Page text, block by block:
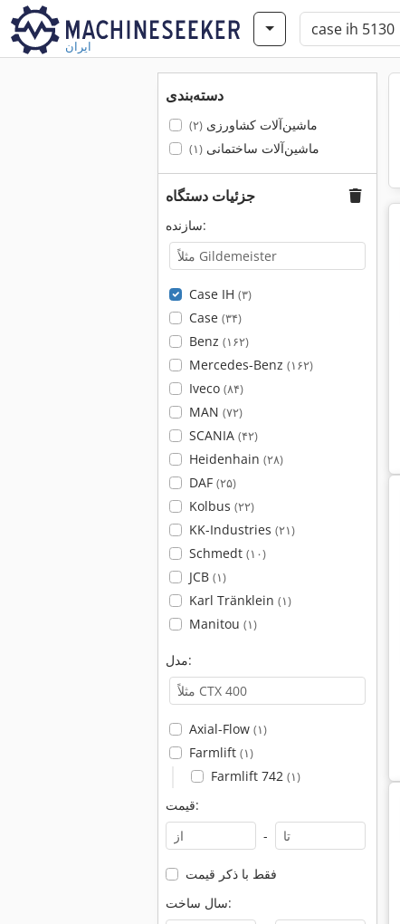
ایران
دسته‌بندی
ماشین‌آلات کشاورزی(۲)
ماشین‌آلات ساختمانی(۱)
جزئیات دستگاه
سازنده:
Case IH (۳)
Case (۳۴)
Benz (۱۶۲)
Mercedes-Benz (۱۶۲)
Iveco (۸۴)
MAN (۷۲)
SCANIA (۴۲)
Heidenhain (۲۸)
DAF (۲۵)
Kolbus (۲۲)
KK-Industries (۲۱)
Schmedt (۱۰)
JCB (۱)
Karl Tränklein (۱)
Manitou (۱)
مدل:
Axial-Flow (۱)
Farmlift (۱)
Farmlift 742 (۱)
قیمت:
-
فقط با ذکر قیمت
سال ساخت: